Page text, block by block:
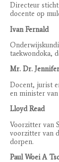
Directeur
docente op
Ivan Fernald
taekwondoka,
Mr. Dr.
Docent, jurist
en minister
Lloyd Read
Voorzitter van
voorzitter van
dorpen.
Paul Woei A